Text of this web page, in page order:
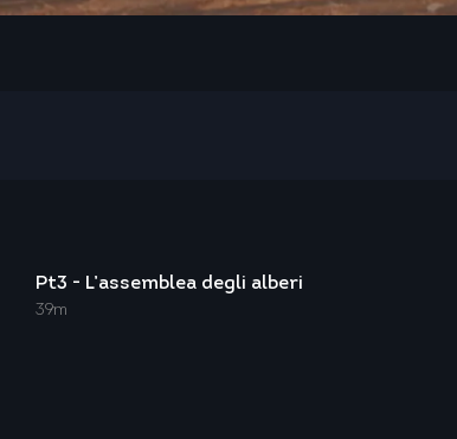
Pt3 - L’assemblea degli alberi
39m